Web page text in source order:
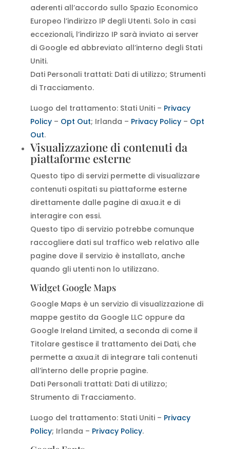
aderenti all’accordo sullo Spazio Economico
Europeo l’indirizzo IP degli Utenti. Solo in casi
eccezionali, l’indirizzo IP sarà inviato ai server
di Google ed abbreviato all’interno degli Stati
Uniti.
Dati Personali trattati: Dati di utilizzo; Strumenti
di Tracciamento.
Luogo del trattamento: Stati Uniti – Privacy
Policy– Opt Out; Irlanda – Privacy Policy– Opt
Out.
Visualizzazione di contenuti da
piattaforme esterne
Questo tipo di servizi permette di visualizzare
contenuti ospitati su piattaforme esterne
direttamente dalle pagine di axua.it e di
interagire con essi.
Questo tipo di servizio potrebbe comunque
raccogliere dati sul traffico web relativo alle
pagine dove il servizio è installato, anche
quando gli utenti non lo utilizzano.
Widget Google Maps
Google Maps è un servizio di visualizzazione di
mappe gestito da Google LLC oppure da
Google Ireland Limited, a seconda di come il
Titolare gestisce il trattamento dei Dati, che
permette a axua.it di integrare tali contenuti
all’interno delle proprie pagine.
Dati Personali trattati: Dati di utilizzo;
Strumento di Tracciamento.
Luogo del trattamento: Stati Uniti – Privacy
Policy; Irlanda – Privacy Policy.